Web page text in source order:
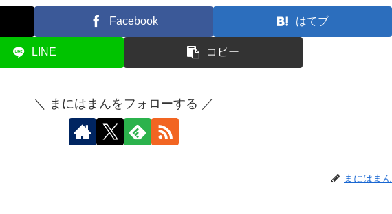
Facebook はてブ
LINE コピー
＼ まにはまんをフォローする ／
まにはまん